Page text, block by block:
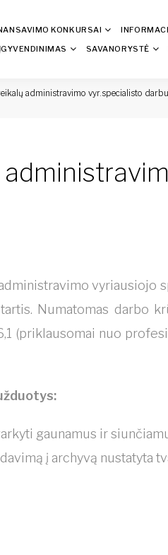
KONKURSAI
SAVANORYSTĖ
administravimo vyr.specialisto
vyriausiojo
Numatomas darbo
(priklausomai nuo
gaunamus ir
į archyvą nustatyta